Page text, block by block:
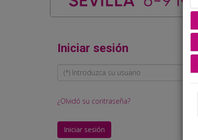
Iniciar sesión
¿Olvidó su contraseña?
Iniciar sesión